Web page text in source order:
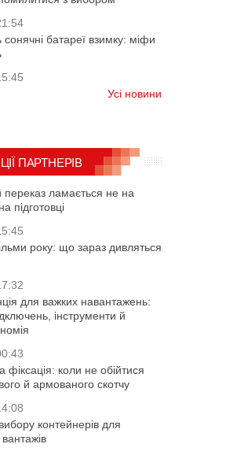
батареї взимку: міфи
Усі новини
ПАРТНЕРІВ
ламається не на
підготовці
року: що зараз дивляться
для важких навантажень:
інструменти й
фіксація: коли не обійтися
й армованого скотчу
контейнерів для